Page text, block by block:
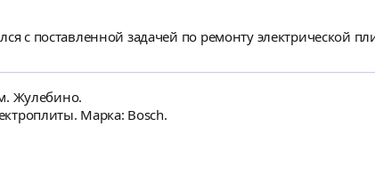
с поставленной задачей по ремонту электрической
Жулебино.
Марка: Bosch.